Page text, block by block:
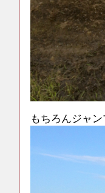
もちろんジャン